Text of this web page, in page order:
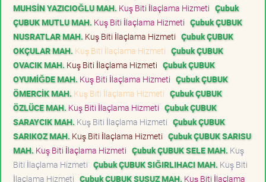
MUHSİN YAZICIOĞLU MAH. Kuş Biti İlaçlama Hizmeti Çubuk
ÇUBUK MUTLU MAH. Kuş Biti İlaçlama Hizmeti Çubuk ÇUBUK
NUSRATLAR MAH. Kuş Biti İlaçlama Hizmeti Çubuk ÇUBUK
OKÇULAR MAH. Kuş Biti İlaçlama Hizmeti Çubuk ÇUBUK
OVACIK MAH. Kuş Biti İlaçlama Hizmeti Çubuk ÇUBUK
OYUMİĞDE MAH. Kuş Biti İlaçlama Hizmeti Çubuk ÇUBUK
ÖMERCİK MAH. Kuş Biti İlaçlama Hizmeti Çubuk ÇUBUK
ÖZLÜCE MAH. Kuş Biti İlaçlama Hizmeti Çubuk ÇUBUK
SARAYCIK MAH. Kuş Biti İlaçlama Hizmeti Çubuk ÇUBUK
SARIKOZ MAH. Kuş Biti İlaçlama Hizmeti Çubuk ÇUBUK SARISU
MAH. Kuş Biti İlaçlama Hizmeti Çubuk ÇUBUK SELE MAH. Kuş
Biti İlaçlama Hizmeti Çubuk ÇUBUK SIĞIRLIHACI MAH. Kuş Biti
İlaçlama Hizmeti Çubuk ÇUBUK SUSUZ MAH. Kuş Biti İlaçlama